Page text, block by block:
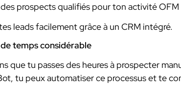
prospects qualifiés pour ton activité OFM
leads facilement grâce à un CRM intégré.
temps considérable
que tu passes des heures à prospecter
tu peux automatiser ce processus et te